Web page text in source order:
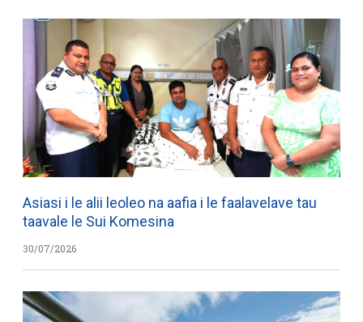
Asiasi i le alii leoleo na aafia i le faalavelave tau
taavale le Sui Komesina
30/07/2026